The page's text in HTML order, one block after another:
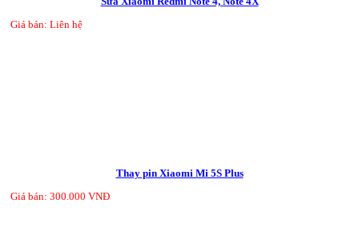
Giá bán: Liên hệ
Thay pin Xiaomi Mi 5S Plus
Giá bán: 300.000 VNĐ